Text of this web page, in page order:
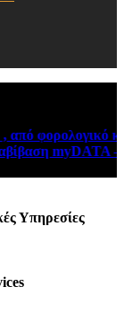
φορολογικό
myDATA –
Υπηρεσίες